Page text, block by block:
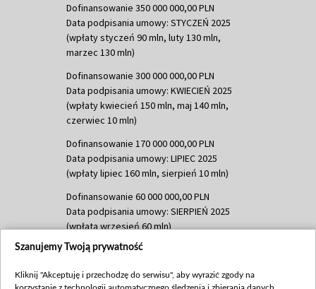
Dofinansowanie 350 000 000,00 PLN
Data podpisania umowy: STYCZEŃ 2025
(wpłaty styczeń 90 mln, luty 130 mln,
marzec 130 mln)
Dofinansowanie 300 000 000,00 PLN
Data podpisania umowy: KWIECIEŃ 2025
(wpłaty kwiecień 150 mln, maj 140 mln,
czerwiec 10 mln)
Dofinansowanie 170 000 000,00 PLN
Data podpisania umowy: LIPIEC 2025
(wpłaty lipiec 160 mln, sierpień 10 mln)
Dofinansowanie 60 000 000,00 PLN
Data podpisania umowy: SIERPIEŃ 2025
(wpłata wrzesień 60 mln)
Dofinansowanie 635 783 051,21 PLN
(wpłata wrzesień 100 mln, październik 350
Szanujemy Twoją prywatność
Kliknij "Akceptuję i przechodzę do serwisu", aby wyrazić zgody na